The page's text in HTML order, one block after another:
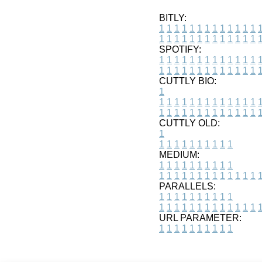
BITLY:
1 1 1 1 1 1 1 1 1 1 1 1 1 1
1 1 1 1 1 1 1 1 1 1 1 1 1 1
SPOTIFY:
1 1 1 1 1 1 1 1 1 1 1 1 1 1
1 1 1 1 1 1 1 1 1 1 1 1 1 1
CUTTLY BIO:
1
1 1 1 1 1 1 1 1 1 1 1 1 1 1
1 1 1 1 1 1 1 1 1 1 1 1 1 1
CUTTLY OLD:
1
1 1 1 1 1 1 1 1 1 1
MEDIUM:
1 1 1 1 1 1 1 1 1 1
1 1 1 1 1 1 1 1 1 1 1 1 1 1
PARALLELS:
1 1 1 1 1 1 1 1 1 1
1 1 1 1 1 1 1 1 1 1 1 1 1 1
URL PARAMETER:
1 1 1 1 1 1 1 1 1 1